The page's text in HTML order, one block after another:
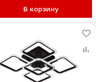
В корзину